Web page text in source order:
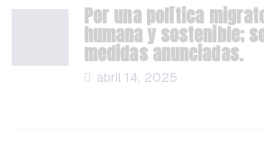
Por una política
humana y sostenible;
medidas anunciadas.
abril 14, 2025